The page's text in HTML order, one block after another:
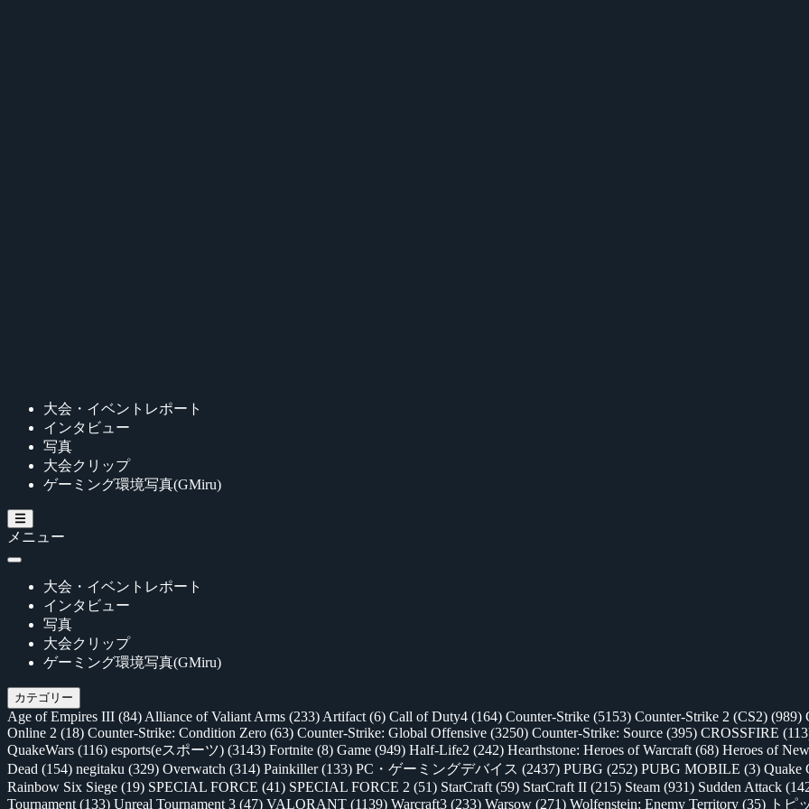
大会・イベントレポート
インタビュー
写真
大会クリップ
ゲーミング環境写真(GMiru)
メニュー
大会・イベントレポート
インタビュー
写真
大会クリップ
ゲーミング環境写真(GMiru)
カテゴリー
Age of Empires III (84) Alliance of Valiant Arms (233) Artifact (6) Call of Duty4 (164) Counter-Strike (5153) Counter-Strike 2 (CS2) (989)
Online 2 (18) Counter-Strike: Condition Zero (63) Counter-Strike: Global Offensive (3250) Counter-Strike: Source (395) CROSSFIRE
QuakeWars (116) esports(eスポーツ) (3143) Fortnite (8) Game (949) Half-Life2 (242) Hearthstone: Heroes of Warcraft (68) Heroes of
Dead (154) negitaku (329) Overwatch (314) Painkiller(133) PC・ゲーミングデバイス (2437) PUBG (252) PUBG MOBILE (3) Quake
Rainbow Six Siege (19) SPECIAL FORCE (41) SPECIAL FORCE 2 (51) StarCraft (59) StarCraft II (215) Steam (931) Sudden Attack
Tournament (133) Unreal Tournament 3 (47) VALORANT (1139) Warcraft3 (233) Warsow (271) Wolfenstein: Enemy Territory (35) トピ